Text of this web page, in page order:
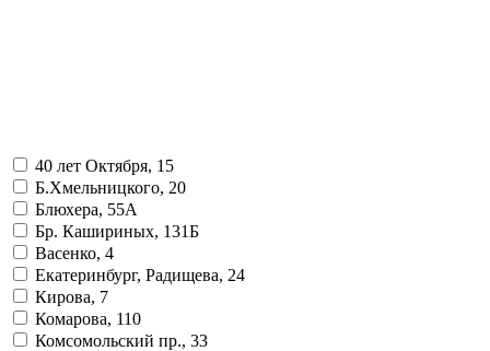
40 лет Октября, 15
Б.Хмельницкого, 20
Блюхера, 55А
Бр. Кашириных, 131Б
Васенко, 4
Екатеринбург, Радищева, 24
Кирова, 7
Комарова, 110
Комсомольский пр., 33